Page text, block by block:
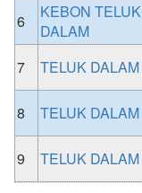
6
KEBON TELUK
DALAM
7 TELUK DALAM
8
TELUK DALAM
9 TELUK DALAM